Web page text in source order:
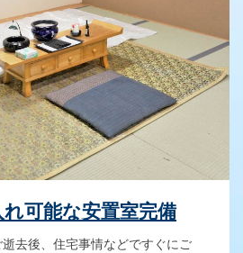
可能な安置室完備
去後、住宅事情などですぐにご